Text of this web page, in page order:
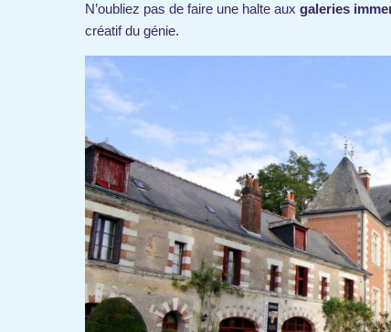
N’oubliez pas de faire une halte aux galeries
créatif du génie.